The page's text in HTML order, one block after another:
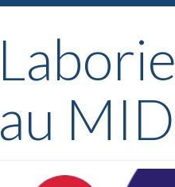
au